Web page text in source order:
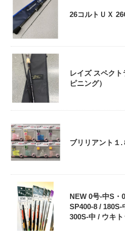
26コルトＵＸ
レイズ スペク
ピニング）
ブリリアント１
NEW 0号-中S・
SP400-8 / 180S-
300S-中 / ウキ